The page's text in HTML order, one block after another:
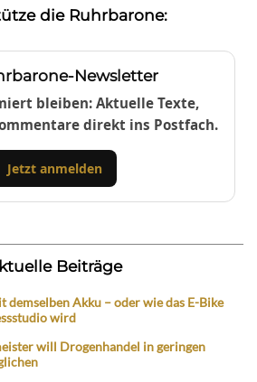
die Ruhrbarone:
Newsletter
bleiben: Aktuelle Texte,
direkt ins Postfach.
Jetzt anmelden
Beiträge
demselben Akku – oder wie das E-Bike
wird
will Drogenhandel in geringen